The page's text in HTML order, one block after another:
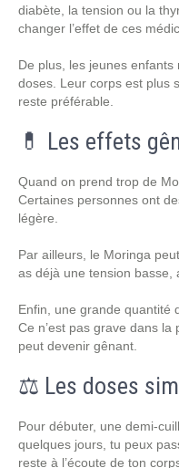
diabète, la tension ou la
changer l’effet de ces
De plus, les jeunes
doses. Leur corps est plus
reste préférable.
💊 Les effets
Quand on prend trop de
Certaines personnes ont
légère.
Par ailleurs, le Moringa
as déjà une tension basse,
Enfin, une grande quantité
Ce n’est pas grave dans
peut devenir gênant.
⚖️ Les doses
Pour débuter, une demi-
quelques jours, tu peux
reste à l’écoute de ton